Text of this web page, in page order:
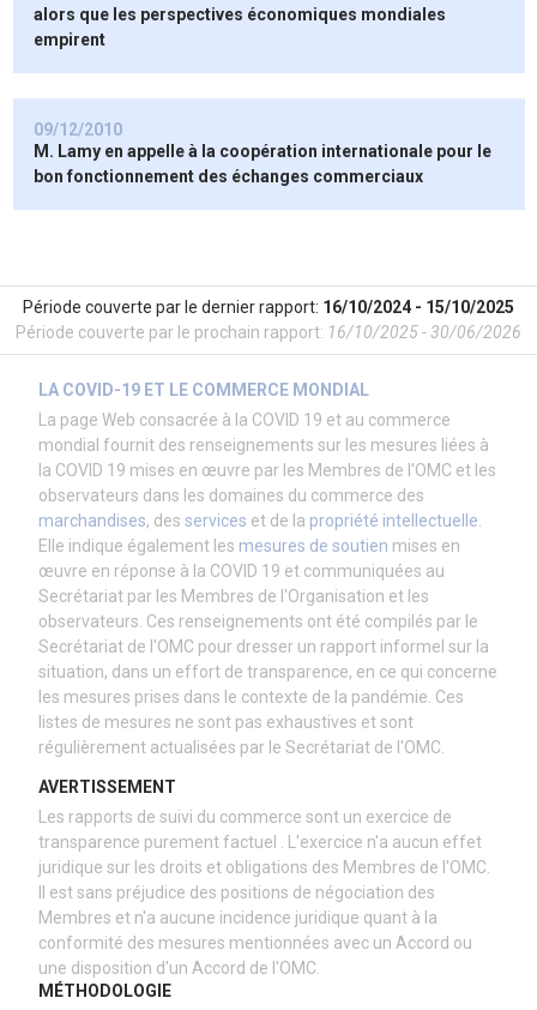
alors que les perspectives économiques mondiales
empirent
09/12/2010
M. Lamy en appelle à la coopération internationale pour le
bon fonctionnement des échanges commerciaux
Période couverte par le dernier rapport: 16/10/2024 - 15/10/2025
Période couverte par le prochain rapport: 16/10/2025 - 30/06/2026
LA COVID-19 ET LE COMMERCE MONDIAL
La page Web consacrée à la COVID 19 et au commerce
mondial fournit des renseignements sur les mesures liées à
la COVID 19 mises en œuvre par les Membres de l'OMC et les
observateurs dans les domaines du commerce des
marchandises, des services et de la propriété intellectuelle
Elle indique également les mesures de soutien mises en
œuvre en réponse à la COVID 19 et communiquées au
Secrétariat par les Membres de l'Organisation et les
observateurs. Ces renseignements ont été compilés par le
Secrétariat de l'OMC pour dresser un rapport informel sur la
situation, dans un effort de transparence, en ce qui concerne
les mesures prises dans le contexte de la pandémie. Ces
listes de mesures ne sont pas exhaustives et sont
régulièrement actualisées par le Secrétariat de l'OMC.
AVERTISSEMENT
Les rapports de suivi du commerce sont un exercice de
transparence purement factuel . L'exercice n'a aucun effet
juridique sur les droits et obligations des Membres de l'OMC.
Il est sans préjudice des positions de négociation des
Membres et n'a aucune incidence juridique quant à la
conformité des mesures mentionnées avec un Accord ou
une disposition d'un Accord de l'OMC.
MÉTHODOLOGIE